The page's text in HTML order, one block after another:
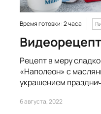
Время готовки: 2 часа
Рецепт в меру
«Наполеон» с
украшением
6 августа, 2022